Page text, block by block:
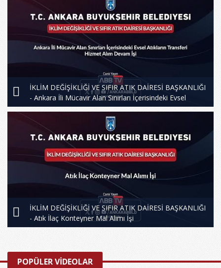
İKLİM DEĞİŞİKLİĞİ VE SIFIR ATIK DAİRESİ BAŞKANLIĞI
- Ankara İli Mücavir Alan Sınırları İçerisindeki Evsel
Atıkların Transferi Hizmet Alım Devam İşi
İKLİM DEĞİŞİKLİĞİ VE SIFIR ATIK DAİRESİ BAŞKANLIĞI
- Atık İlaç Konteyner Mal Alımı İşi
POPÜLER VİDEOLAR